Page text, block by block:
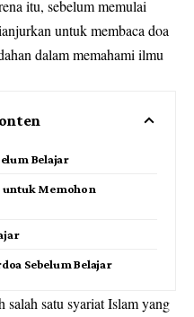
itu, sebelum memulai
untuk membaca doa
dalam memahami ilmu
Belajar
untuk Memohon
Sebelum Belajar
salah satu syariat Islam yang